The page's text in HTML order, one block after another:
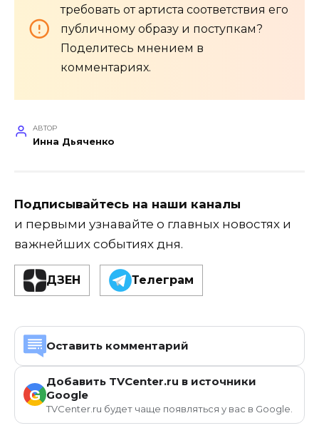
требовать от артиста соответствия его
публичному образу и поступкам?
Поделитесь мнением в
комментариях.
АВТОР
Инна Дьяченко
Подписывайтесь на наши каналы
и первыми узнавайте о главных новостях и
важнейших событиях дня.
ДЗЕН Телеграм
Оставить комментарий
G
Добавить TVCenter.ru в источники
Google
TVCenter.ru будет чаще появляться у вас в Google.